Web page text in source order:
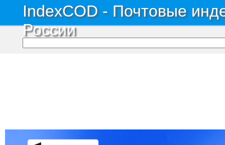
IndexCOD - Почтовые
России